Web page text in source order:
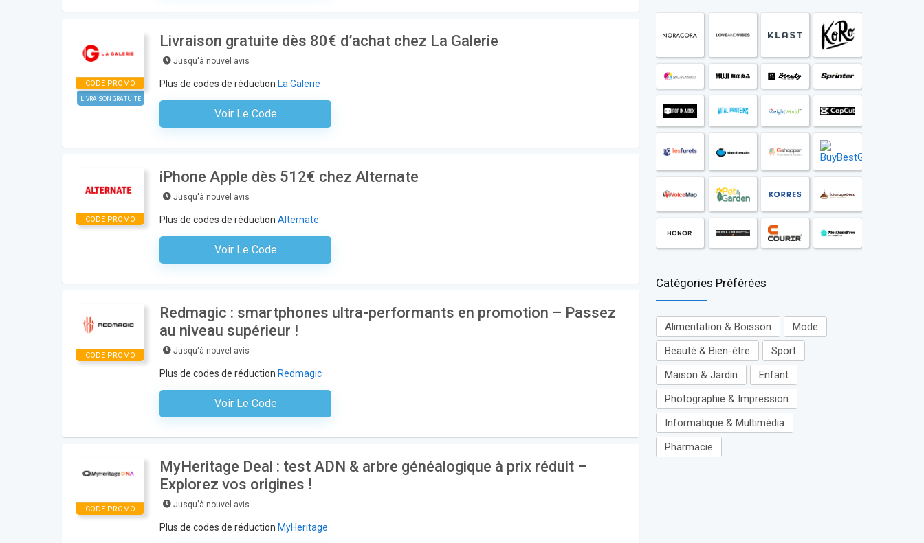
Catégories Préférées
Alimentation & Boisson
Mode
Beauté & Bien-être
Sport
Maison & Jardin
Enfant
Photographie & Impression
Informatique & Multimédia
Pharmacie
CODE PROMO
LIVRAISON GRATUITE
Livraison gratuite dès 80€ d’achat chez La Galerie
Jusqu'à nouvel avis
Plus de codes de réduction La Galerie
Voir Le Code
Aucun Code N'est Nécessaire
CODE PROMO
iPhone Apple dès 512€ chez Alternate
Jusqu'à nouvel avis
Plus de codes de réduction Alternate
Voir Le Code
Aucun Code N'est Nécessaire
CODE PROMO
Redmagic : smartphones ultra-performants en promotion – Passez
au niveau supérieur !
Jusqu'à nouvel avis
Plus de codes de réduction Redmagic
Voir Le Code
Aucun Code N'est Nécessaire
CODE PROMO
MyHeritage Deal : test ADN & arbre généalogique à prix réduit –
Explorez vos origines !
Jusqu'à nouvel avis
Plus de codes de réduction MyHeritage